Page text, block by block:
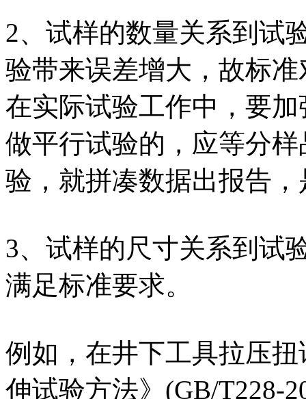
2、试样的数量关系到试
验带来误差增大，故标
在实际试验工作中，要
做平行试验的，应等分
验，就拼凑数据出报告
3、试样的尺寸关系到试
满足标准要求。
例如，在井下工具拉压
伸试验方法》(GB/T228-